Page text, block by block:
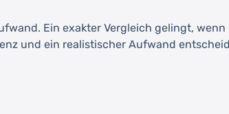
Ein exakter Vergleich gelingt,
und ein realistischer Aufwand